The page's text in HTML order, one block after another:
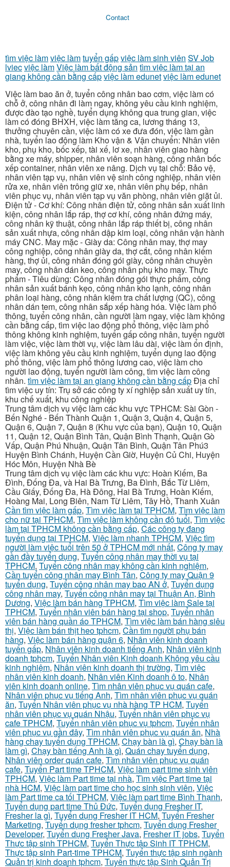
Contact
tìm việc làmviệc làmtuyển gấpviệc làm sinh viên SV Job
lviecviệc làmViệc làm bất động sản tìm việc làm tại an
giang không cần bằng cấpviệc làm edunetviệc làm edunet
Việc làm bao ăn ở, tuyển công nhân bao cơm, việc làm có
chỗ ở, công nhân đi làm ngay, không yêu cầu kinh nghiệm,
được đào tạo nghề, tuyển dụng không qua trung gian, việc
làm có đóng BHXH, việc làm tăng ca, lương tháng 13,
thưởng chuyên cần, việc làm có xe đưa đón, việc làm gần
nhà, tuyển lao động làm Kho vận & Vận chuyển: Nhân viên
kho, phụ kho, bốc xếp, tài xế, lơ xe, nhân viên giao hàng
bằng xe máy, shipper, nhân viên soạn hàng, công nhân bốc
xếp container, nhân viên xe nâng. Dịch vụ tại chỗ: Bảo vệ,
nhân viên tạp vụ, nhân viên vệ sinh công nghiệp, nhân viên
rửa xe, nhân viên trông giữ xe, nhân viên phụ bếp, nhân
viên phục vụ, nhân viên tạp vụ văn phòng, nhân viên giặt ủi.
Điện tử - Cơ khí: Công nhân điện tử, công nhân sản xuất linh
kiện, công nhân lắp ráp, thợ cơ khí, công nhân đứng máy,
công nhân kỹ thuật, công nhân lắp ráp thiết bị, công nhân
sản xuất nhựa, công nhân dập kim loại, công nhân vận hành
máy CNC. May mặc - Giày da: Công nhân may, thợ may
công nghiệp, công nhân giày da, thợ cắt, công nhân kiểm
hàng, thợ ủi, công nhân đóng gói giày, công nhân chuyền
may, công nhân dán keo, công nhân phụ kho may. Thực
phẩm - Tiêu dùng: Công nhân đóng gói thực phẩm, công
nhân sản xuất bánh kẹo, công nhân kho lạnh, công nhân
phân loại hàng, công nhân kiểm tra chất lượng (QC), công
nhân dán tem, công nhân sắp xếp hàng hóa. Việc làm phổ
thông, tuyển công nhân, cần người làm ngay, việc làm không
cần bằng cấp, tìm việc lao động phổ thông, việc làm phổ
thông không kinh nghiệm, tuyển gấp công nhân, tuyển người
làm việc, việc làm thời vụ, việc làm lâu dài, việc làm ổn định,
việc làm không yêu cầu kinh nghiệm, tuyển dụng lao động
phổ thông, việc làm phổ thông lương cao, việc làm cho
người lao động, tuyển người làm công, tìm việc làm công
nhân. tìm việc làm tại an giang không cần bằng cấpĐịa chỉ
tìm việc uy tín: Trụ sở các công ty xí nghiệp sản xuất uy tín,
khu chế xuất, khu công nghiệp
Trung tâm dịch vụ việc làm các khu vực TPHCM: Sài Gòn -
Bến Nghé - Bến Thành Quận 1, Quận 3, Quận 4, Quận 5,
Quận 6, Quận 7, Quận 8 (Khu vực của bạn), Quận 10, Quận
11, Quận 12, Quận Bình Tân, Quận Bình Thạnh, Quận Gò
Vấp, Quận Phú Nhuận, Quận Tân Bình, Quận Tân Phú3
Huyện Bình Chánh, Huyện Cần Giờ, Huyện Củ Chi, Huyện
Hóc Môn, Huyện Nhà Bè
Trung tâm dịch vụ việc làm các khu vực: Hoàn Kiếm, Ba
Đình, Đống Đa, và Hai Bà Trưng, Ba Đình, Bắc Từ Liêm,
Cầu Giấy, Đống Đa, Hà Đông, Hai Bà Trưng, Hoàn Kiếm,
Hoàng Mai, Long Biên, Nam Từ Liêm, Tây Hồ, Thanh Xuân
Cần tìm việc làm gấp, Tìm việc làm tại TPHCM, Tìm việc làm
cho nữ tại TPHCM, Tìm việc làm không cần độ tuổi, Tìm việc
làm tại TPHCM không cần bằng cấp, Các công ty đang
tuyển dụng tại TPHCM, Việc làm nhanh TPHCM, Việc tìm
người làm việc tuổi trên 50 ở TPHCM mới nhất, Công ty may
gần đầy tuyển dụng, Tuyển công nhân may thời vụ tại
TPHCM, Tuyển công nhân may không cần kinh nghiệm,
Cần tuyển công nhân may Bình Tân, Công ty may Quận 9
tuyển dụng, Tuyển công nhân may bao AN ở, Tuyển dụng
công nhân may, Tuyển công nhân may tại Thuận An, Bình
Dương, Việc làm bán hàng TPHCM, Tìm việc làm Sale tại
TPHCM, Tuyển nhân viên bán hàng tại shop, Tuyển nhân
viên bán hàng quần áo TPHCM, Tìm việc làm bán hàng siêu
thị, Việc làm bán thịt heo tphcm, Cần tìm người phụ bán
hàng, Việc làm bán hàng quận 6, Nhân viên kinh doanh
tuyển gấp, Nhân viên kinh doanh tiếng Anh, Nhân viên kinh
doanh tphcm, Tuyển Nhân viên Kinh doanh Không yêu cầu
kinh nghiệm, Nhân viên kinh doanh thị trường, Tìm việc
nhân viên kinh doanh, Nhân viên Kinh doanh ô to, Nhân
viên kinh doanh online, Tìm nhân viên phục vụ quán cafe,
Nhân viên phục vụ tiếng Anh, Tìm nhân viên phục vụ quán
ăn, Tuyển Nhân viên phục vụ nhà hàng TP HCM, Tuyển
nhân viên phục vụ quán Nhậu, Tuyển nhân viên phục vụ
cafe TPHCM, Tuyển nhân viên phục vụ tphcm, Tuyển nhân
viên phục vụ gần đây, Tìm nhân viên phục vụ quán ăn, Nhà
hàng chay tuyển dụng TPHCM, Chạy bàn là gì, Chạy bàn là
làm gì, Chạy bàn tiếng Anh là gì, Quán chay tuyển dụng,
Nhân viên order quán cafe, Tìm nhân viên phục vụ quán
cafe, Tuyển Part time TPHCM, Việc làm part time sinh viên
TPHCM, Việc làm Part time tại nhà, Tìm việc Part time tại
nhà HCM, Việc làm part time cho học sinh sinh viên, Việc
làm Part time ca tối TPHCM, Việc làm part time Bình Thạnh,
Tuyển dụng part time Thủ Đức, Tuyển dụng Fresher IT,
Fresher la gì, Tuyển dụng Fresher IT HCM, Tuyển Fresher
Marketing, Tuyển dụng fresher tphcm, Tuyển dụng Fresher
Developer, Tuyển dụng Fresher Java, Fresher IT jobs, Tuyển
Thực tập sinh TPHCM, Tuyển Thực tập Sinh IT TPHCM,
Thực tập sinh Part-time TPHCM, Tuyển thực tập sinh ngành
Quản trị kinh doanh tphcm, Tuyển thực tập Sinh Quản Trị